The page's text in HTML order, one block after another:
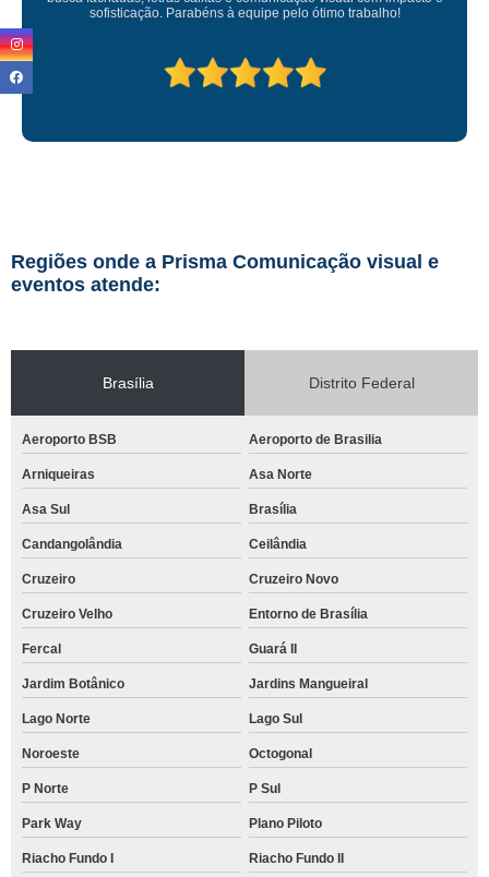
equipe pelo ótimo trabalho!
Regiões onde a Prisma Comunicação visual e
eventos atende:
Brasília Distrito Federal
Aeroporto BSB Aeroporto de Brasilia
Arniqueiras Asa Norte
Asa Sul Brasília
Candangolândia Ceilândia
Cruzeiro Cruzeiro Novo
Cruzeiro Velho Entorno de Brasília
Fercal Guará II
Jardim Botânico Jardins Mangueiral
Lago Norte Lago Sul
Noroeste Octogonal
P Norte P Sul
Park Way Plano Piloto
Riacho Fundo I Riacho Fundo II